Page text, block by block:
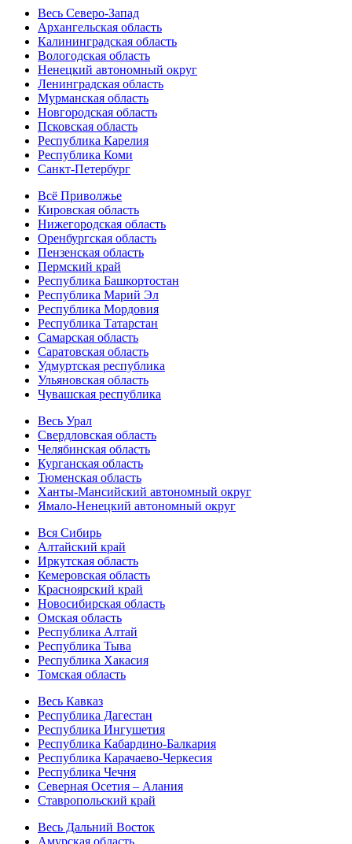
Весь Северо-Запад
Архангельская область
Калининградская область
Вологодская область
Ненецкий автономный округ
Ленинградская область
Мурманская область
Новгородская область
Псковская область
Республика Карелия
Республика Коми
Санкт-Петербург
Всё Приволжье
Кировская область
Нижегородская область
Оренбургская область
Пензенская область
Пермский край
Республика Башкортостан
Республика Марий Эл
Республика Мордовия
Республика Татарстан
Самарская область
Саратовская область
Удмуртская республика
Ульяновская область
Чувашская республика
Весь Урал
Свердловская область
Челябинская область
Курганская область
Тюменская область
Ханты-Мансийский автономный округ
Ямало-Ненецкий автономный округ
Вся Сибирь
Алтайский край
Иркутская область
Кемеровская область
Красноярский край
Новосибирская область
Омская область
Республика Алтай
Республика Тыва
Республика Хакасия
Томская область
Весь Кавказ
Республика Дагестан
Республика Ингушетия
Республика Кабардино-Балкария
Республика Карачаево-Черкесия
Республика Чечня
Северная Осетия – Алания
Ставропольский край
Весь Дальний Восток
Амурская область